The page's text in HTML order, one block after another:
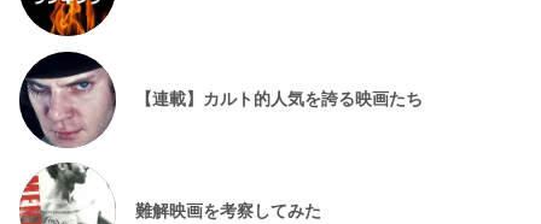
【連載】カルト的人気を誇る映画たち
難解映画を考察してみた